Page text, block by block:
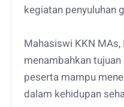
kegiatan penyuluhan
Mahasiswi KKN MAs,
menambahkan
peserta mampu
dalam kehidupan